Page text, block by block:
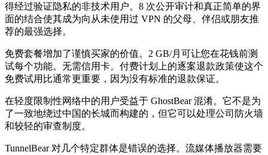
得经过验证隐私的非技术用户。8 次公开审计和真正简单的界
面的结合使其成为向从未使用过 VPN 的父母、伴侣或朋友推
荐的最强选择。
免费套餐增加了谨慎买家的价值。2 GB/月可让您在花钱前测
试每个功能。无需信用卡。付费计划上的逐案退款政策使这个
免费试用比通常更重要，因为没有标准的退款保证。
在轻度限制性网络中的用户受益于 GhostBear 混淆。它不是为
了一致地绕过中国的长城而构建的，但它可以处理公司防火墙
和较轻的审查制度。
TunnelBear 对几个特定群体是错误的选择。流媒体播放器需要